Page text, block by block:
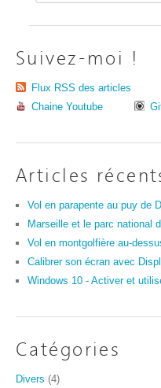
Suivez-moi !
Flux RSS des articles
Chaine Youtube
Articles
Vol en parapente au puy de
Marseille et le parc national
Vol en montgolfière au-
Calibrer son écran avec
Windows 10 - Activer et
Catégories
Divers (4)